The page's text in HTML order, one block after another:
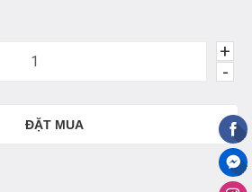
-
+
ĐẶT MUA